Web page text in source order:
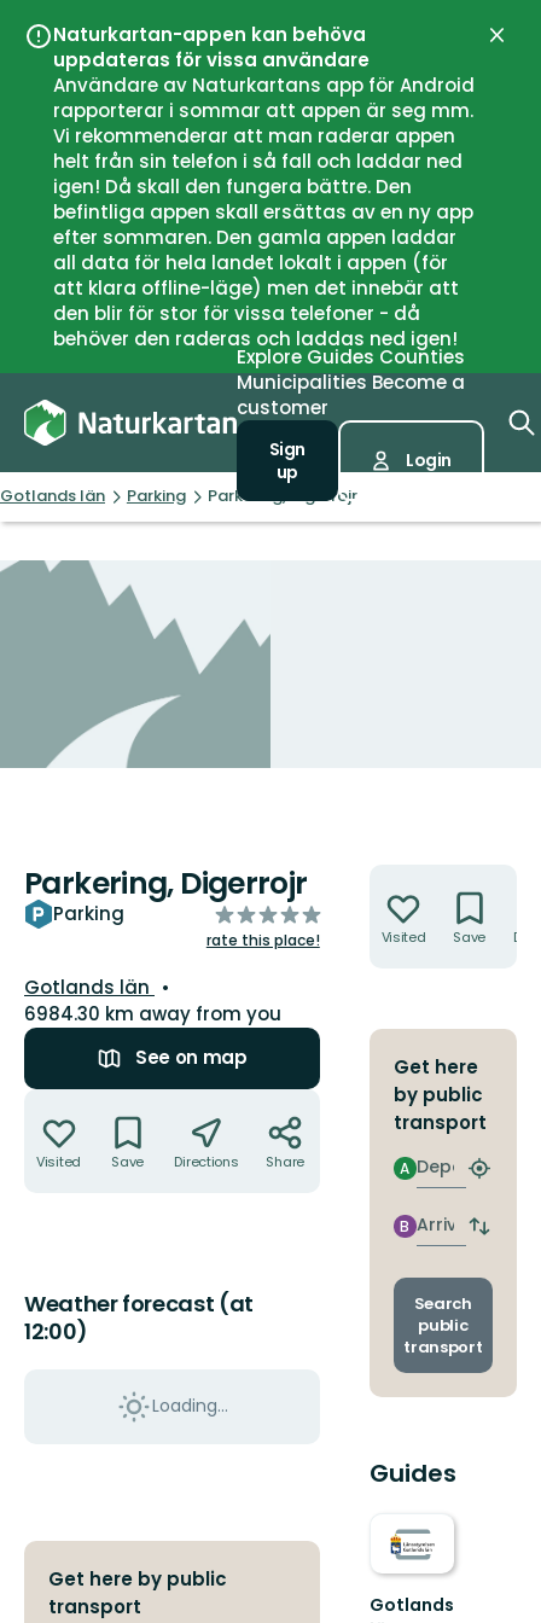
Naturkartan-appen kan behöva
uppdateras för vissa användare
Användare av Naturkartans app för Android
rapporterar i sommar att appen är seg mm.
Vi rekommenderar att man raderar appen
helt från sin telefon i så fall och laddar ned
igen! Då skall den fungera bättre. Den
befintliga appen skall ersättas av en ny app
efter sommaren. Den gamla appen laddar
all data för hela landet lokalt i appen (för
att klara offline-läge) men det innebär att
den blir för stor för vissa telefoner - då
behöver den raderas och laddas ned igen!
Close
Explore Guides Counties
Municipalities Become a
customer
Sign
up
Login
Gotlands län Parking Parkering, Digerrojr
Parkering, Digerrojr
Parking
of
5
rate this place!
County:
Gotlands län
6984.30 km away from you
See on map
Visited Save Directions Share
Weather forecast (at
12:00)
Loading...
Get here by public
transport
Visited Save
Get here
by public
transport
Departure
A
Find
stop
Arrival
B
Switch
and
Search
public
transport
Guides
Gotlands